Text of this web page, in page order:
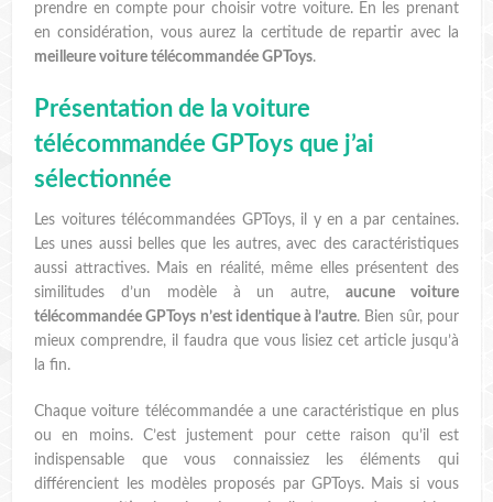
prendre en compte pour choisir votre voiture. En les prenant
en considération, vous aurez la certitude de repartir avec la
meilleure voiture télécommandée GPToys.
Présentation de la voiture
télécommandée GPToys que j’ai
sélectionnée
Les voitures télécommandées GPToys, il y en a par centaines.
Les unes aussi belles que les autres, avec des caractéristiques
aussi attractives. Mais en réalité, même elles présentent des
similitudes d’un modèle à un autre, aucune voiture
télécommandée GPToys n’est identique à l’autre. Bien sûr, pour
mieux comprendre, il faudra que vous lisiez cet article jusqu’à
la fin.
Chaque voiture télécommandée a une caractéristique en plus
ou en moins. C’est justement pour cette raison qu’il est
indispensable que vous connaissiez les éléments qui
différencient les modèles proposés par GPToys. Mais si vous